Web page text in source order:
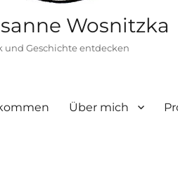
Wosnitzka
und Geschichte entdecken
Über mich